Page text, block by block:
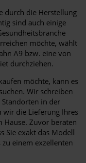
durch die Herstellung
sind auch einige
möchte, wählt
A9 bzw. eine von
durchziehen.
möchte, kann es
Wir schreiben
in der
wir die Lieferung Ihres
Hause. Zuvor beraten
Sie exakt das Modell
einem exzellenten